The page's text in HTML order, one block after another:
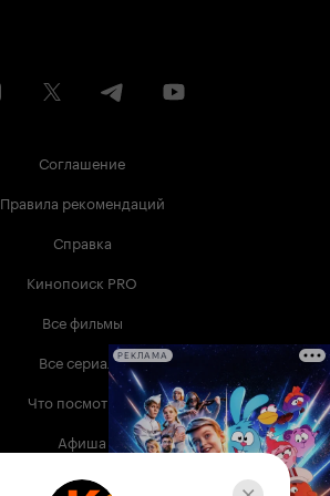
Соглашение
Правила рекомендаций
Справка
Кинопоиск PRO
Все фильмы
Все сериалы
Что посмотреть
Афиша
Музыка
РЕКЛАМА